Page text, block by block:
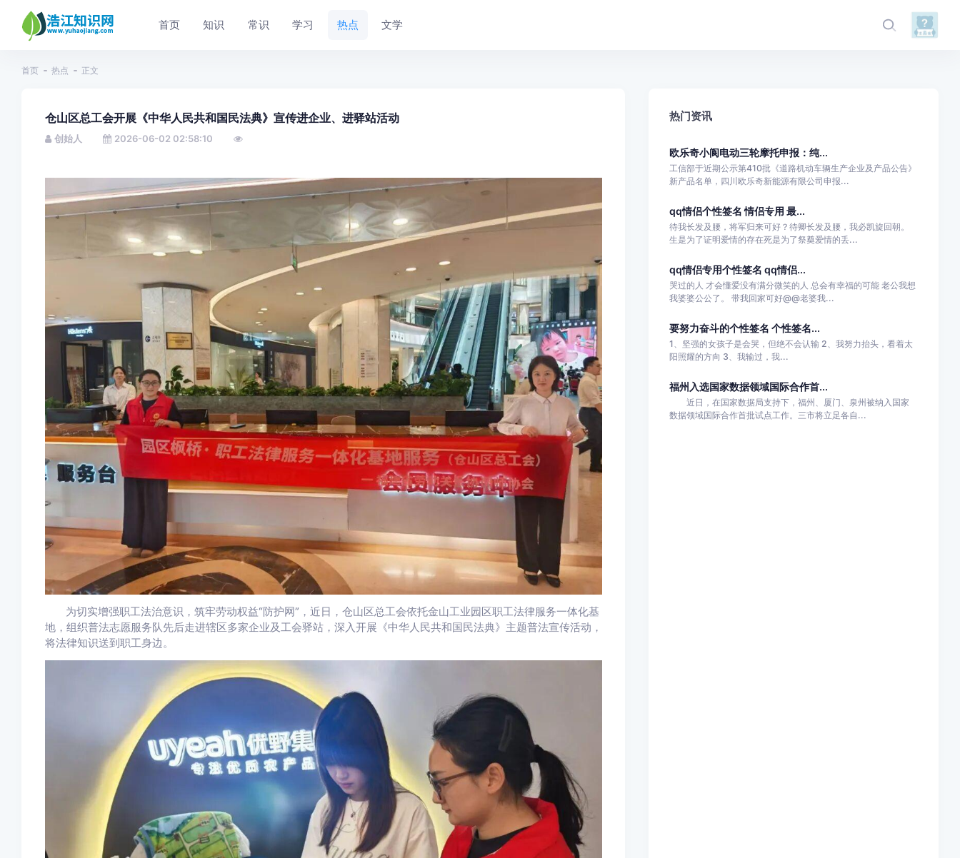
首页 知识 常识 学习 热点 文学
首页 热点 正文
仓山区总工会开展《中华人民共和国民法典》宣传进企业、进驿站活动
创始人 2026-06-02 02:58:10
为切实增强职工法治意识，筑牢劳动权益“防护网”，近日，仓山区总工会依托金山工业园区职工法律服务一体化基
地，组织普法志愿服务队先后走进辖区多家企业及工会驿站，深入开展《中华人民共和国民法典》主题普法宣传活动，
将法律知识送到职工身边。
热门资讯
欧乐奇小阆电动三轮摩托申报：纯...
工信部于近期公示第410批《道路机动车辆生产企业及产品公告》
新产品名单，四川欧乐奇新能源有限公司申报...
qq情侣个性签名 情侣专用 最...
待我长发及腰，将军归来可好？待卿长发及腰，我必凯旋回朝。
生是为了证明爱情的存在死是为了祭奠爱情的丢...
qq情侣专用个性签名 qq情侣...
哭过的人 才会懂爱没有满分微笑的人 总会有幸福的可能 老公我想
我婆婆公公了。 带我回家可好@@老婆我...
要努力奋斗的个性签名 个性签名...
1、坚强的女孩子是会哭，但绝不会认输 2、我努力抬头，看着太
阳照耀的方向 3、我输过，我...
福州入选国家数据领域国际合作首...
近日，在国家数据局支持下，福州、厦门、泉州被纳入国家
数据领域国际合作首批试点工作。三市将立足各自...